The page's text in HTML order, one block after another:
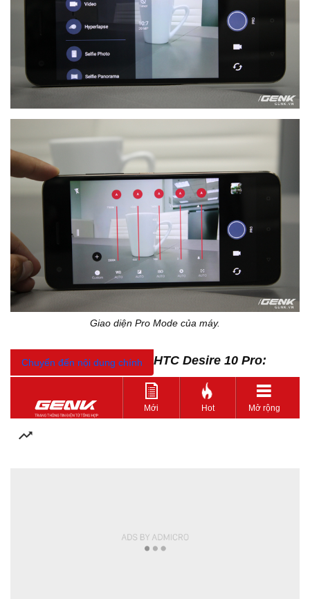
Giao diện Pro Mode của máy.
Một số ảnh chụp thử từ HTC Desire 10 Pro:
Chuyển đến nội dung chính
Mới Hot Mở rộng